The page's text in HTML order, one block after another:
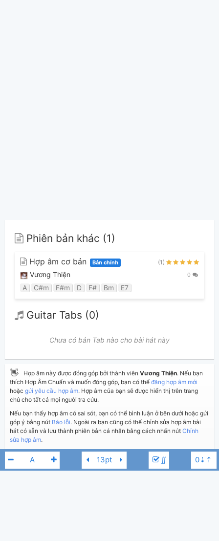
∬
Phiên bản khác (1)
Hợp âm cơ bản Bản chính (1)
Vương Thiện 0
A C#m F#m D F# Bm E7
Guitar Tabs (0)
Chưa có bản Tab nào cho bài hát này
👋 Hợp âm này được đóng góp bởi thành viên Vương Thiện. Nếu bạn
thích Hợp Âm Chuẩn và muốn đóng góp, bạn có thể đăng hợp âm mới
hoặc gửi yêu cầu hợp âm. Hợp âm của bạn sẽ được hiển thị trên trang
chủ cho tất cả mọi người tra cứu.
Nếu bạn thấy hợp âm có sai sót, bạn có thể bình luận ở bên dưới hoặc gửi
góp ý bằng nút Báo lỗi. Ngoài ra bạn cũng có thể chỉnh sửa hợp âm bài
hát có sẵn và lưu thành phiên bản cá nhân bằng cách nhấn nút Chỉnh
sửa hợp âm.
Thêm vào Chia sẻ In ra giấy Quản lý